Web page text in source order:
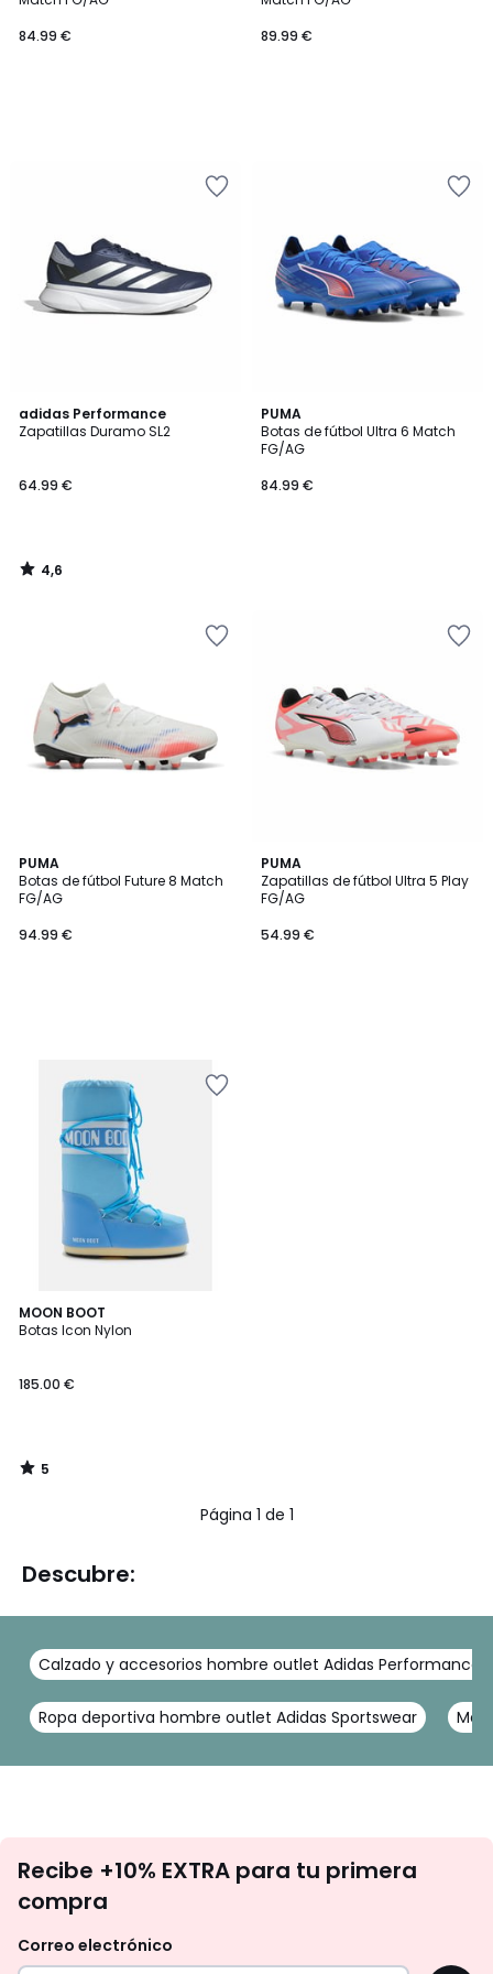
84.99 €
89.99 €
adidas Performance
Zapatillas Duramo SL2
64.99 €
4,6
/ 5
4,6
/
PUMA
Botas de fútbol Ultra 6 Match
FG/AG
84.99 €
PUMA
Botas de fútbol Future 8 Match
FG/AG
94.99 €
PUMA
Zapatillas de fútbol Ultra 5 Play
FG/AG
54.99 €
MOON BOOT
Botas Icon Nylon
185.00 €
5
/
5
/
Página 1 de 1
Descubre:
Calzado y accesorios hombre outlet Adidas Performance
Ropa deportiva hombre outlet Adidas Sportswear
te
tu
Recibe +10% EXTRA para tu primera
compra
Correo electrónico